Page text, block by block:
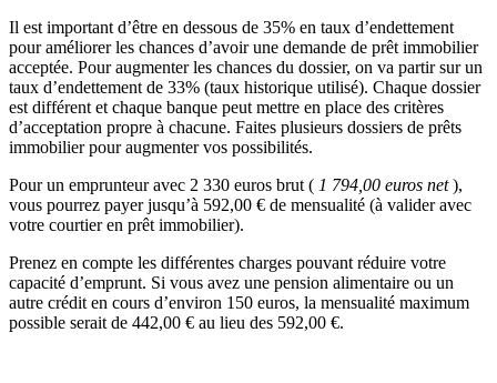
Il est important d’être en dessous de 35% en taux d’endettement
pour améliorer les chances d’avoir une demande de prêt immobilier
acceptée. Pour augmenter les chances du dossier, on va partir sur un
taux d’endettement de 33% (taux historique utilisé). Chaque dossier
est différent et chaque banque peut mettre en place des critères
d’acceptation propre à chacune. Faites plusieurs dossiers de prêts
immobilier pour augmenter vos possibilités.
Pour un emprunteur avec 2 330 euros brut ( 1 794,00 euros net),
vous pourrez payer jusqu’à 592,00 € de mensualité (à valider avec
votre courtier en prêt immobilier).
Prenez en compte les différentes charges pouvant réduire votre
capacité d’emprunt. Si vous avez une pension alimentaire ou un
autre crédit en cours d’environ 150 euros, la mensualité maximum
possible serait de 442,00 € au lieu des 592,00 €.